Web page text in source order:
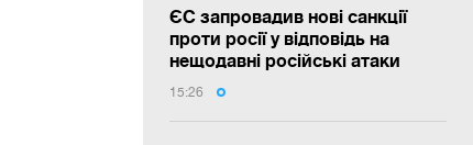
ЄС запровадив нові санкції
проти росії у відповідь на
нещодавні російські атаки
15:26